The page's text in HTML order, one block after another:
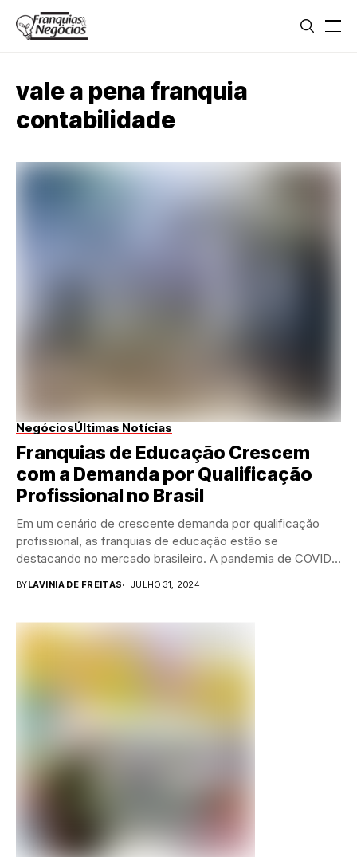
vale a pena franquia
contabilidade
NegóciosÚltimas Notícias
Franquias de Educação Crescem
com a Demanda por Qualificação
Profissional no Brasil
Em um cenário de crescente demanda por qualificação
profissional, as franquias de educação estão se
destacando no mercado brasileiro. A pandemia de COVID-
BYLAVINIA DE FREITAS JULHO 31, 2024